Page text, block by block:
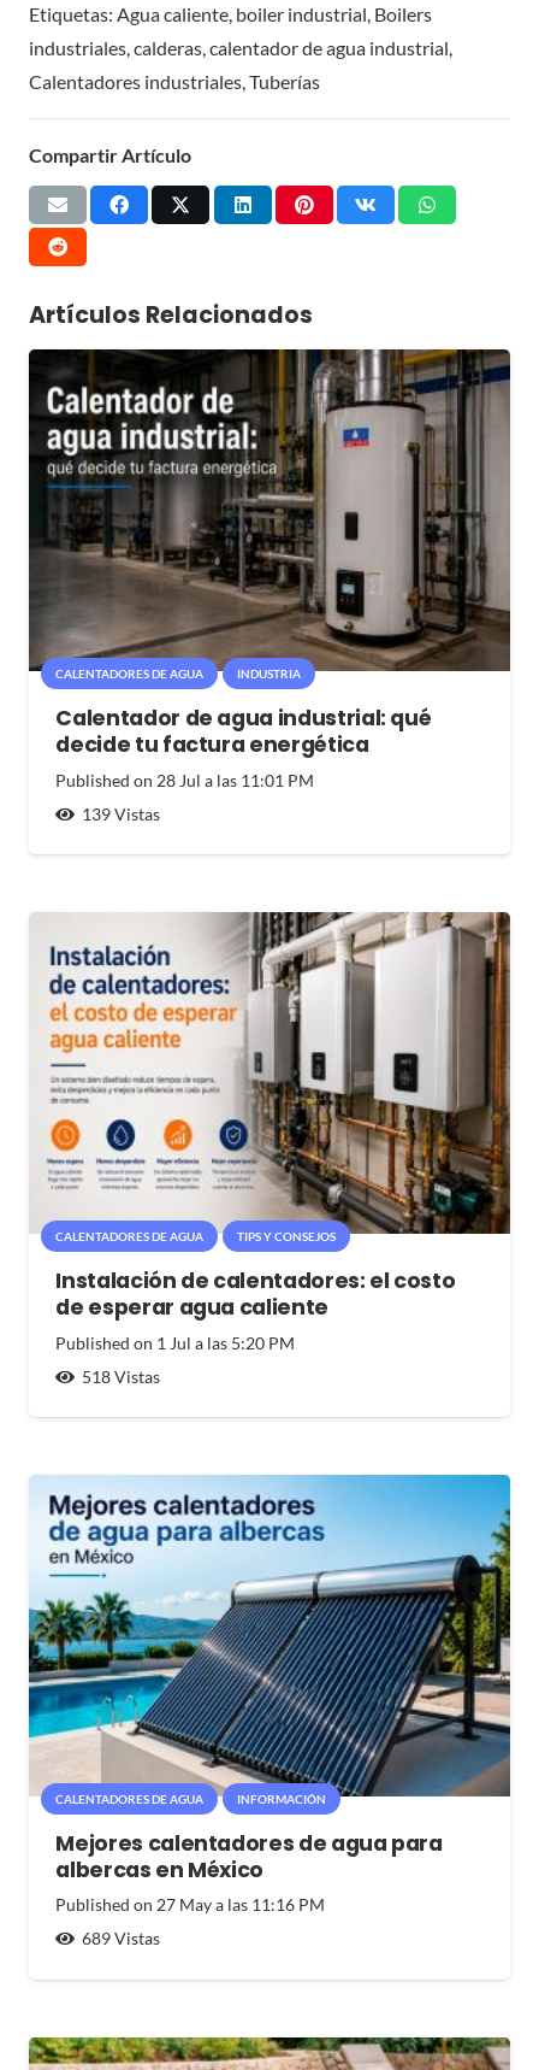
Etiquetas: Agua caliente boiler industrial Boilers
industriales calderas calentador de agua industrial
Calentadores industriales Tuberías
Compartir Artículo
Artículos Relacionados
CALENTADORES DE AGUA INDUSTRIA
Calentador de agua industrial: qué
decide tu factura energética
Published on 28 Jul a las 11:01 PM
139Vistas
CALENTADORES DE AGUA TIPS Y CONSEJOS
Instalación de calentadores: el costo
de esperar agua caliente
Published on 1 Jul a las 5:20 PM
518Vistas
CALENTADORES DE AGUA INFORMACIÓN
Mejores calentadores de agua para
albercas en México
Published on27 May a las 11:16 PM
689Vistas